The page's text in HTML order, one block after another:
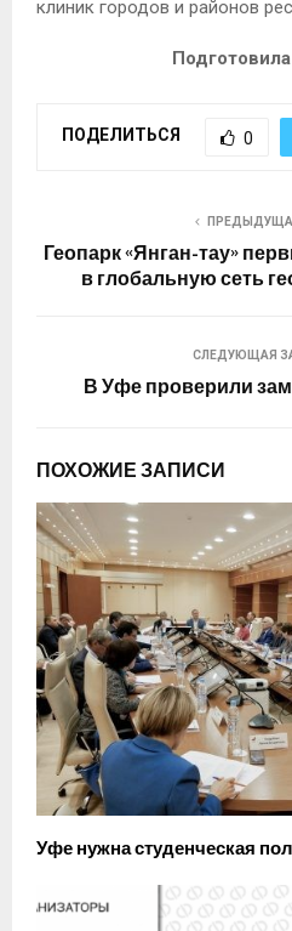
клиник городов и районов
ПОДЕЛИТЬСЯ 0
Геопарк «Янган-тау»
в глобальную сеть
СЛЕДУЮЩАЯ
В Уфе проверили
ПОХОЖИЕ ЗАПИСИ
Уфе нужна студенческая